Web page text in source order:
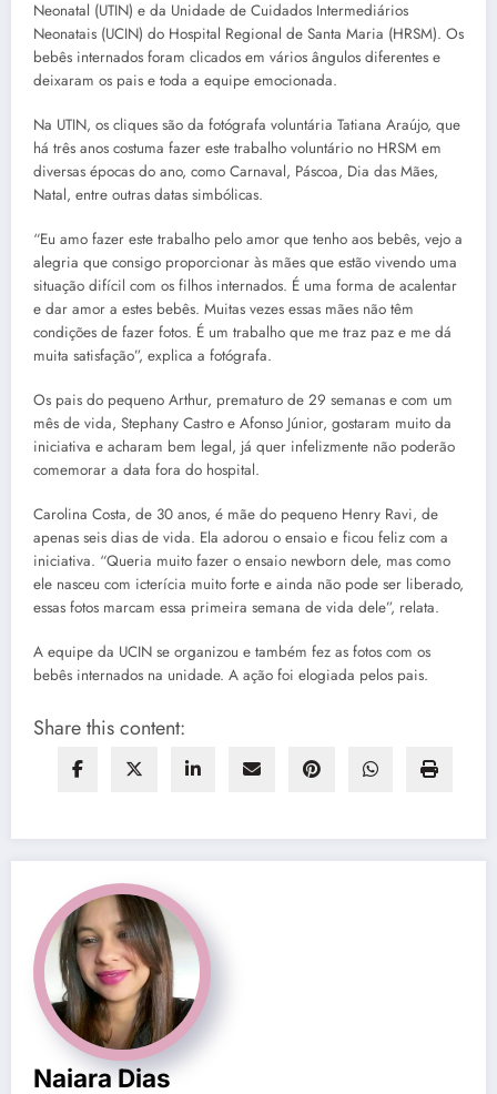
Neonatal (UTIN) e da Unidade de Cuidados Intermediários
Neonatais (UCIN) do Hospital Regional de Santa Maria (HRSM). Os
bebês internados foram clicados em vários ângulos diferentes e
deixaram os pais e toda a equipe emocionada.
Na UTIN, os cliques são da fotógrafa voluntária Tatiana Araújo, que
há três anos costuma fazer este trabalho voluntário no HRSM em
diversas épocas do ano, como Carnaval, Páscoa, Dia das Mães,
Natal, entre outras datas simbólicas.
“Eu amo fazer este trabalho pelo amor que tenho aos bebês, vejo a
alegria que consigo proporcionar às mães que estão vivendo uma
situação difícil com os filhos internados. É uma forma de acalentar
e dar amor a estes bebês. Muitas vezes essas mães não têm
condições de fazer fotos. É um trabalho que me traz paz e me dá
muita satisfação”, explica a fotógrafa.
Os pais do pequeno Arthur, prematuro de 29 semanas e com um
mês de vida, Stephany Castro e Afonso Júnior, gostaram muito da
iniciativa e acharam bem legal, já quer infelizmente não poderão
comemorar a data fora do hospital.
Carolina Costa, de 30 anos, é mãe do pequeno Henry Ravi, de
apenas seis dias de vida. Ela adorou o ensaio e ficou feliz com a
iniciativa. “Queria muito fazer o ensaio newborn dele, mas como
ele nasceu com icterícia muito forte e ainda não pode ser liberado,
essas fotos marcam essa primeira semana de vida dele”, relata.
A equipe da UCIN se organizou e também fez as fotos com os
bebês internados na unidade. A ação foi elogiada pelos pais.
Share this content:
Naiara Dias